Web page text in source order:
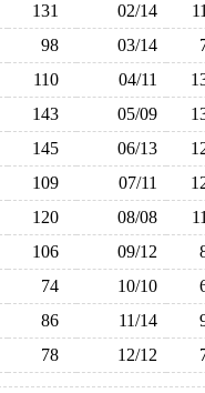
131 02/14
98 03/14
110 04/11
143 05/09
145 06/13
109 07/11
120 08/08
106 09/12
74 10/10
86 11/14
78 12/12